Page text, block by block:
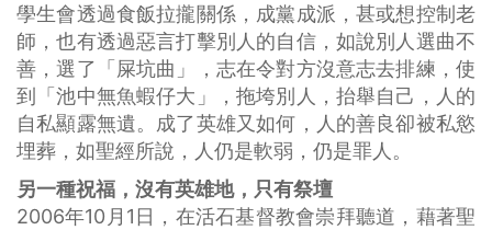
學生會透過食飯拉攏關係，成黨成派，甚或想控制老
師，也有透過惡言打擊別人的自信，如說別人選曲不
善，選了「屎坑曲」，志在令對方沒意志去排練，使
到「池中無魚蝦仔大」，拖垮別人，抬舉自己，人的
自私顯露無遺。成了英雄又如何，人的善良卻被私慾
埋葬，如聖經所說，人仍是軟弱，仍是罪人。
另一種祝福，沒有英雄地，只有祭壇
2006年10月1日，在活石基督教會崇拜聽道，藉著聖